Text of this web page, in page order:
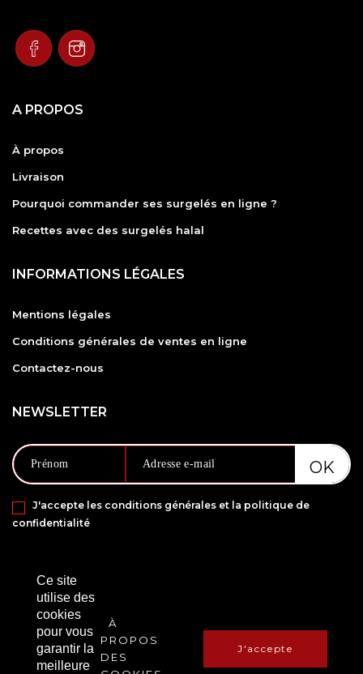
A PROPOS
À propos
Livraison
Pourquoi commander ses surgelés en ligne ?
Recettes avec des surgelés halal
INFORMATIONS LÉGALES
Mentions légales
Conditions générales de ventes en ligne
Contactez-nous
NEWSLETTER
J'accepte les conditions générales et la politique de
confidentialité
PAIEMENT SÉCURISÉ VIA
Ce site
utilise des
cookies
pour vous
garantir la
meilleure
À
PROPOS
DES
J'accepte